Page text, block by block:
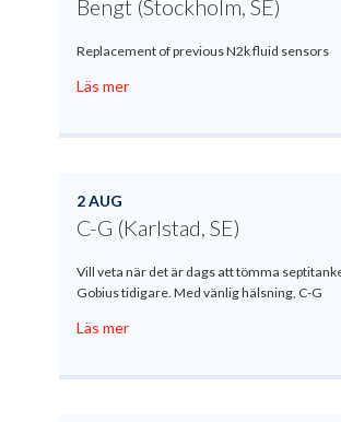
Bengt (Stockholm, SE)
Replacement of previous N2k fluid sensors
Läs mer
2 AUG
C-G (Karlstad, SE)
Vill veta när det är dags att tömma
Gobius tidigare. Med vänlig hälsning, C-G
Läs mer